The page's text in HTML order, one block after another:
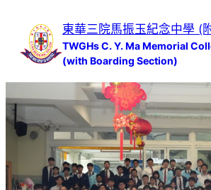
容
東華三院馬振玉紀念中學 (
TWGHs C. Y. Ma Memorial
(with Boarding Section)